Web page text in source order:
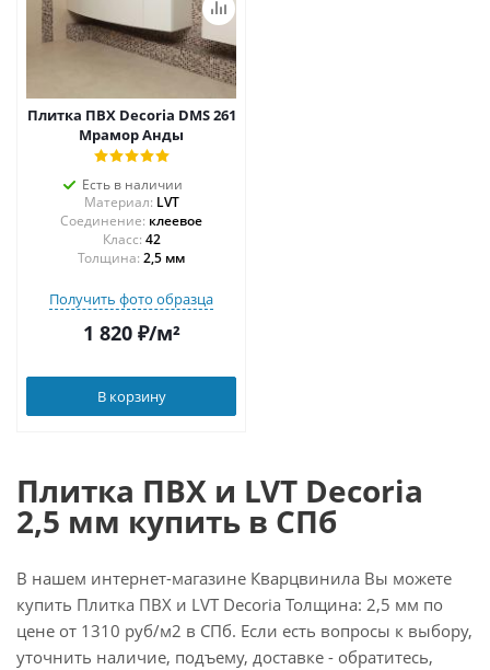
Плитка ПВХ Decoria DMS 261
Мрамор Анды
Есть в наличии
Материал: LVT
Соединение: клеевое
42
Толщина: 2,5 мм
Получить фото образца
1 820₽/м²
В корзину
Плитка ПВХ и LVT Decoria
2,5 мм купить в СПб
В нашем интернет-магазине Кварцвинила Вы можете
купить Плитка ПВХ и LVT Decoria Толщина: 2,5 мм по
цене от 1310 руб/м2 в СПб. Если есть вопросы к выбору,
уточнить наличие, подъему, доставке - обратитесь,